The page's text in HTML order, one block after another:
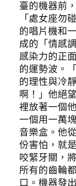
臺的機器前
「處女座勿
的唱片機和
成的「情感
感染力的正
的運勢波。
的理性與冷
啊！」他絕
裡放著一個
一個用一萬
音樂盒。他
份害怕，就
咬緊牙關，
所有的齒輪
口。機器發